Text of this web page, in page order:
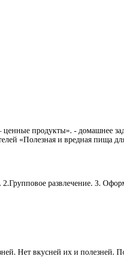
продукты». - домашнее
«Полезная и вредная пища
развлечение. 3.
Нет вкусней их и полезней.